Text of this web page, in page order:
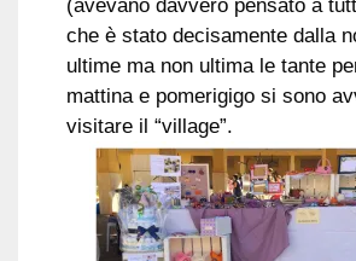
(avevano davvero pensato a
che è stato decisamente dalla
ultime ma non ultima le tante
mattina e pomerigigo si sono
visitare il “village”.